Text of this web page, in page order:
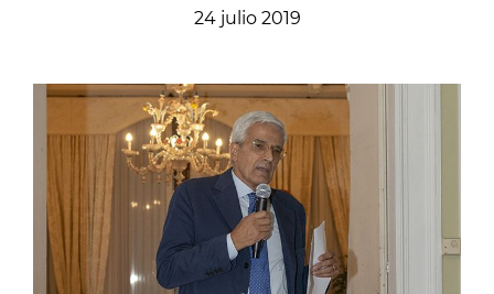
24 julio 2019